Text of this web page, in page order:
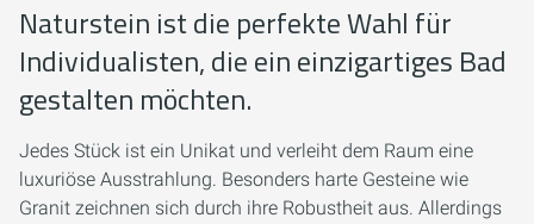
Naturstein ist die perfekte Wahl für
Individualisten, die ein einzigartiges Bad
gestalten möchten.
Jedes Stück ist ein Unikat und verleiht dem Raum eine
luxuriöse Ausstrahlung. Besonders harte Gesteine wie
Granit zeichnen sich durch ihre Robustheit aus. Allerdings